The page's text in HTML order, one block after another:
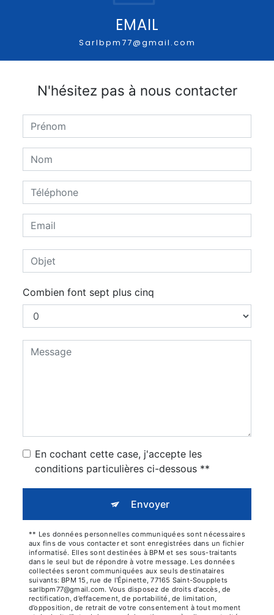
EMAIL
sarlbpm77@gmail.com
N'hésitez pas à nous contacter
Combien font sept plus cinq
En cochant cette case, j'accepte les
conditions particulières ci-dessous **
Envoyer
** Les données personnelles communiquées sont nécessaires
aux fins de vous contacter et sont enregistrées dans un fichier
informatisé. Elles sont destinées à BPM et ses sous-traitants
dans le seul but de répondre à votre message. Les données
collectées seront communiquées aux seuls destinataires
suivants: BPM 15, rue de l'Épinette, 77165 Saint-Soupplets
sarlbpm77@gmail.com. Vous disposez de droits d’accès, de
rectification, d’effacement, de portabilité, de limitation,
d’opposition, de retrait de votre consentement à tout moment